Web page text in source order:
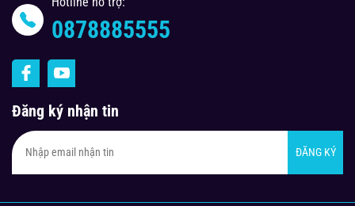
0878885555
Đăng ký nhận tin
ĐĂNG KÝ